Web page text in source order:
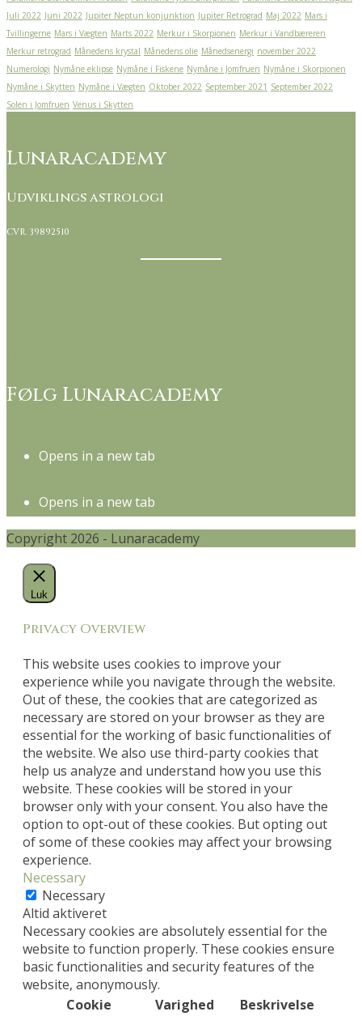
Juli 2022 Juni 2022 Jupiter Neptun konjunktion Jupiter Retrograd Maj 2022 Mars i
Tvillingerne Mars i Vægten Marts 2022 Merkur i Skorpionen Merkur i Vandbæreren
Merkur retrograd Månedens krystal Månedens olie Månedsenergi november 2022
Numerologi Nymåne eklipse Nymåne i Fiskene Nymåne i Jomfruen Nymåne i Skorpionen
Nymåne i Skytten Nymåne i Vægten Oktober 2022 September 2021 September 2022
Solen i Jomfruen Venus i Skytten
Lunaracademy
Udviklings astrologi
CVR. 39892510
Følg Lunaracademy
Opens in a new tab
Opens in a new tab
Copyright 2026 - Lunaracademy
Luk
Privacy Overview
This website uses cookies to improve your
experience while you navigate through the website.
Out of these, the cookies that are categorized as
necessary are stored on your browser as they are
essential for the working of basic functionalities of
the website. We also use third-party cookies that
help us analyze and understand how you use this
website. These cookies will be stored in your
browser only with your consent. You also have the
option to opt-out of these cookies. But opting out
of some of these cookies may affect your browsing
experience.
Necessary
Necessary
Altid aktiveret
Necessary cookies are absolutely essential for the
website to function properly. These cookies ensure
basic functionalities and security features of the
website, anonymously.
Cookie
Varighed Beskrivelse